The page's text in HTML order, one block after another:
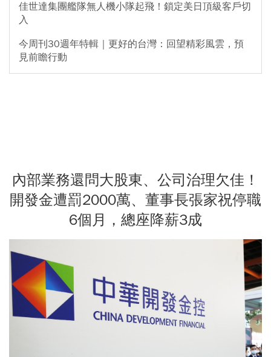
佳世達集團艦隊無人機小隊起飛！鎖定美日頂級客戶切
入
今周刊30週年特輯｜更好的台灣：回望精彩風雲，預
見前瞻行動
內部業務還問大股東、公司治理欠佳！
開發金遭罰2000萬、董事長張家祝停職
6個月，總座降薪3成